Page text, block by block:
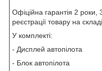
Офіційна гарантія 2 роки,
реєстрації товару на
У комплекті:
- Дисплей автопілота
- Блок автопілота